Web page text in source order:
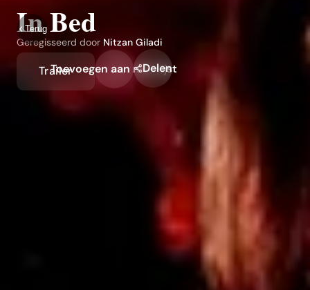
Terug
In Bed
Geregisseerd door Nitzan Giladi
Trailer
Toevoegen aan mijn lijst
Delen